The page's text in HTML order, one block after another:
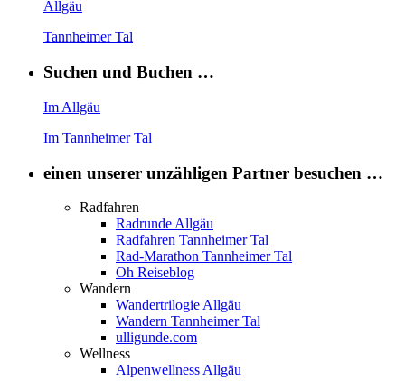
Allgäu
Tannheimer Tal
Suchen und Buchen …
Im Allgäu
Im Tannheimer Tal
einen unserer unzähligen Partner besuchen …
Radfahren
Radrunde Allgäu
Radfahren Tannheimer Tal
Rad-Marathon Tannheimer Tal
Oh Reiseblog
Wandern
Wandertrilogie Allgäu
Wandern Tannheimer Tal
ulligunde.com
Wellness
Alpenwellness Allgäu